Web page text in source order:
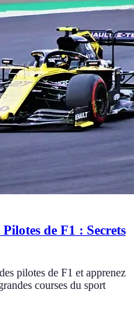
de F1 : Secrets
pilotes de F1 et apprenez
courses du sport